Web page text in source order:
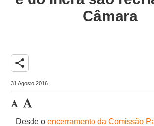
Câmara
share
31 Agosto 2016
Desde oencerramento da Comissão